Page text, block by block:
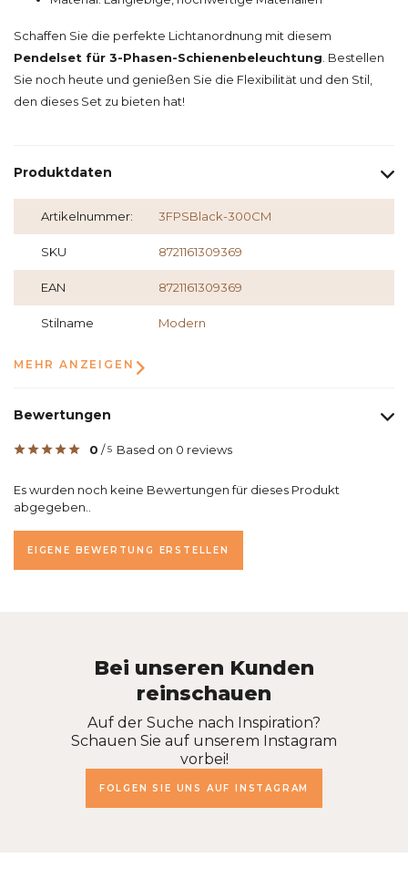
Schaffen Sie die perfekte Lichtanordnung mit diesem
Pendelset für 3-Phasen-Schienenbeleuchtung . Bestellen
Sie noch heute und genießen Sie die Flexibilität und den Stil,
den dieses Set zu bieten hat!
Produktdaten
Artikelnummer: 3FPSBlack-300CM
SKU 8721161309369
EAN 8721161309369
Stilname Modern
MEHR ANZEIGEN
Bewertungen
0 /5 Based on 0 reviews
Es wurden noch keine Bewertungen für dieses Produkt
abgegeben..
EIGENE BEWERTUNG ERSTELLEN
Bei unseren Kunden
reinschauen
Auf der Suche nach Inspiration?
Schauen Sie auf unserem Instagram
vorbei!
FOLGEN SIE UNS AUF INSTAGRAM